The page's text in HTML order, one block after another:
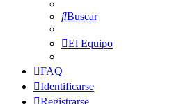
Buscar
El Equipo
FAQ
Identificarse